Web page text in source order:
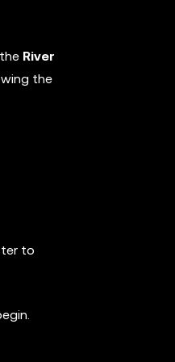
River
the
to